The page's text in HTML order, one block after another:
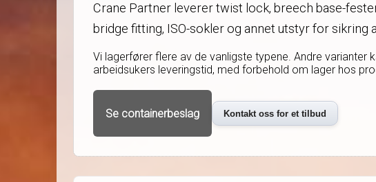
Crane Partner leverer twist lock, breech base-
bridge fitting, ISO-sokler og annet utstyr for sikring
Vi lagerfører flere av de vanligste typene. Andre
arbeidsukers leveringstid, med forbehold om lager hos
Se containerbeslag Kontakt oss for et tilbud